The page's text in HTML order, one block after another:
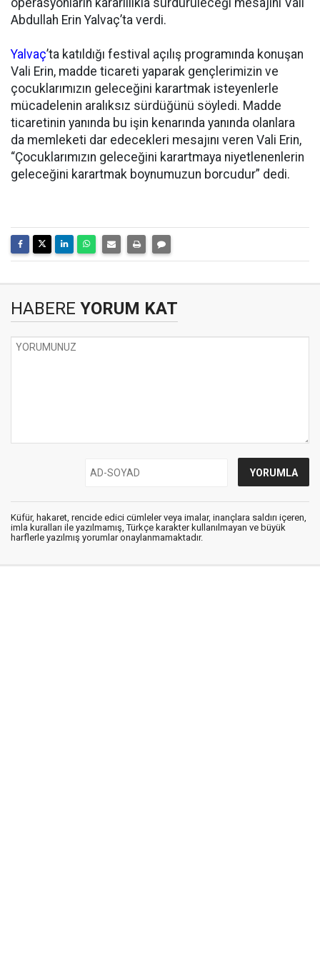
operasyonların kararlılıkla sürdürüleceği mesajını Vali
Abdullah Erin Yalvaç’ta verdi.
Yalvaç’ta katıldığı festival açılış programında konuşan
Vali Erin, madde ticareti yaparak gençlerimizin ve
çocuklarımızın geleceğini karartmak isteyenlerle
mücadelenin aralıksız sürdüğünü söyledi. Madde
ticaretinin yanında bu işin kenarında yanında olanlara
da memleketi dar edecekleri mesajını veren Vali Erin,
“Çocuklarımızın geleceğini karartmaya niyetlenenlerin
geleceğini karartmak boynumuzun borcudur” dedi.
HABERE YORUM KAT
Küfür, hakaret, rencide edici cümleler veya imalar, inançlara saldırı içeren,
imla kuralları ile yazılmamış, Türkçe karakter kullanılmayan ve büyük
harflerle yazılmış yorumlar onaylanmamaktadır.